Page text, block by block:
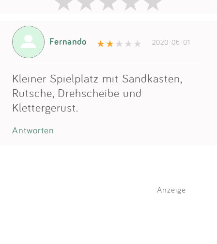
Fernando 2020-06-01
Kleiner Spielplatz mit Sandkasten,
Rutsche, Drehscheibe und
Klettergerüst.
Antworten
Anzeige